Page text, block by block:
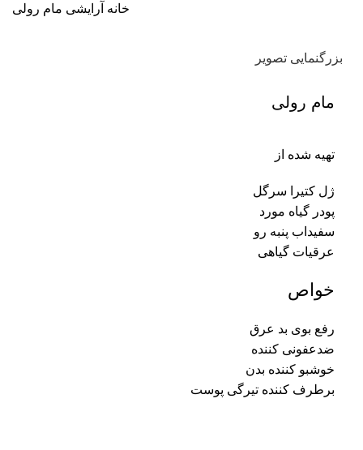
خانه آرایشی مام رولی
بزرگنمایی تصویر
مام رولی
تهیه شده از
ژل کتیرا سرگل
پودر گیاه مورد
سفیداب پنبه رو
عرقیات گیاهی
خواص
رفع بوی بد عرق
ضدعفونی کننده
خوشبو کننده بدن
برطرف کننده تیرگی پوست